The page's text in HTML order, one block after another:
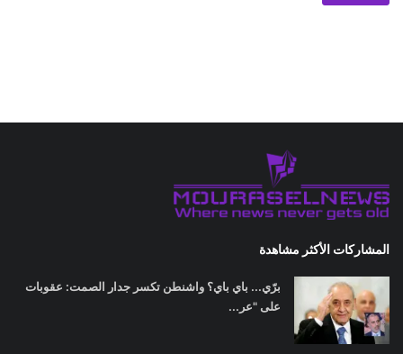
المشاركات الأكثر مشاهدة
برّي... باي باي؟ واشنطن تكسر جدار الصمت: عقوبات
على "عر...